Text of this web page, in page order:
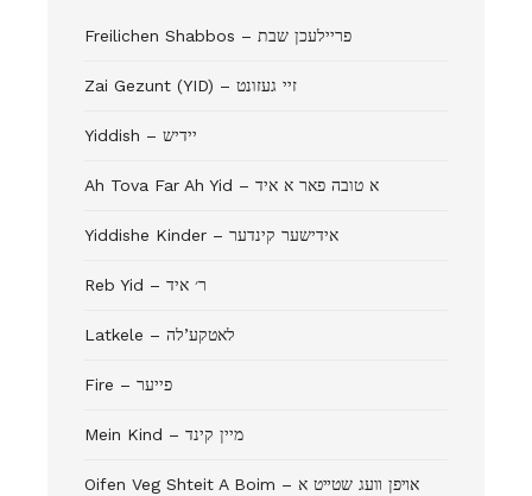
Freilichen Shabbos – פריילעכן שבת
Zai Gezunt (YID) – זיי געזונט
Yiddish – יידיש
Ah Tova Far Ah Yid – א טובה פאר א איד
Yiddishe Kinder – אידישער קינדער
Reb Yid – ר׳ איד
Latkele – לאטקע’לה
Fire – פייער
Mein Kind – מיין קינד
Oifen Veg Shteit A Boim – אױפן װעג שטײט א